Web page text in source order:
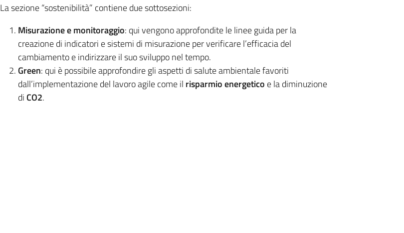
La sezione “sostenibilità” contiene due sottosezioni:
Misurazione e monitoraggio: qui vengono approfondite le linee guida per la
creazione di indicatori e sistemi di misurazione per verificare l’efficacia del
cambiamento e indirizzare il suo sviluppo nel tempo.
Green: qui è possibile approfondire gli aspetti di salute ambientale favoriti
dall’implementazione del lavoro agile come il risparmio energetico e la diminuzione
di CO2.